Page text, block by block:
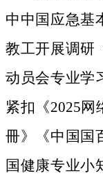
中中国应急基
教工开展调研
动员会专业学
紧扣《2025
冊》《中国国
国健康专业小